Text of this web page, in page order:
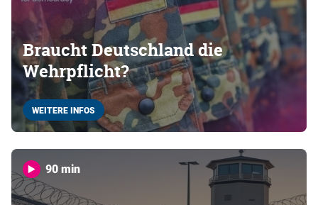
Braucht Deutschland die
Wehrpflicht?
WEITERE INFOS
90 min